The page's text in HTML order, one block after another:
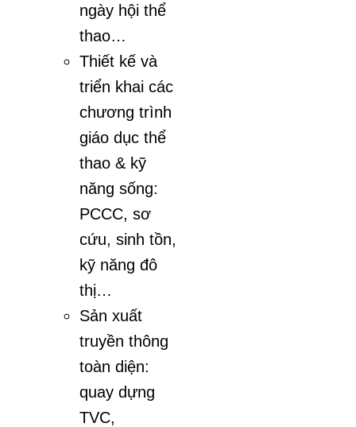
ngày hội thể
thao…
Thiết kế và
triển khai các
chương trình
giáo dục thể
thao & kỹ
năng sống:
PCCC, sơ
cứu, sinh tồn,
kỹ năng đô
thị…
Sản xuất
truyền thông
toàn diện:
quay dựng
TVC,